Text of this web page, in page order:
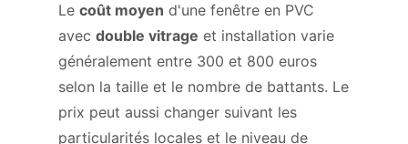
Le coût moyen d'une fenêtre en PVC
avec double vitrage et installation varie
généralement entre 300 et 800 euros
selon la taille et le nombre de battants. Le
prix peut aussi changer suivant les
particularités locales et le niveau de